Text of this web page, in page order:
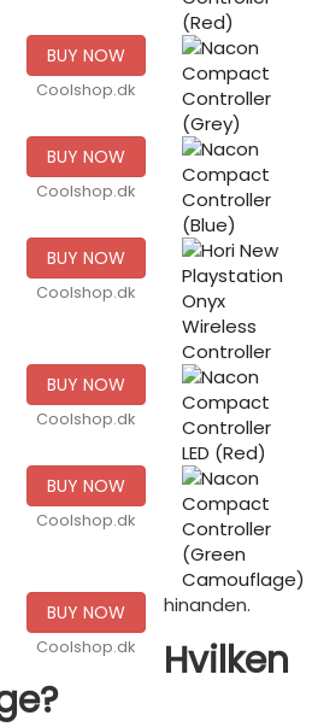
BUY NOW
Coolshop.dk
BUY NOW
Coolshop.dk
BUY NOW
Coolshop.dk
BUY NOW
Coolshop.dk
BUY NOW
Coolshop.dk
BUY NOW
Coolshop.dk
hinanden.
Hvilken